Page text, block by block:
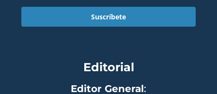
Suscríbete
Editorial
Editor General: